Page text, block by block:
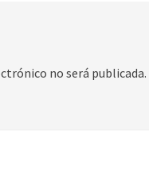
no será publicada.